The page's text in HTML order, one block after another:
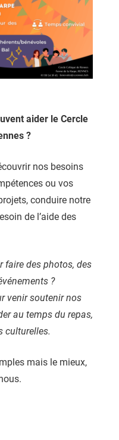
aider le Cercle
?
nos besoins
ou vos
conduire notre
de l’aide des
faire des photos, des
?
venir soutenir nos
au temps du repas,
culturelles.
mais le mieux,